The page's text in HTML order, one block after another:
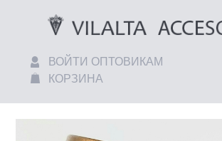
ВОЙТИ ОПТОВИКАМ
КОРЗИНА